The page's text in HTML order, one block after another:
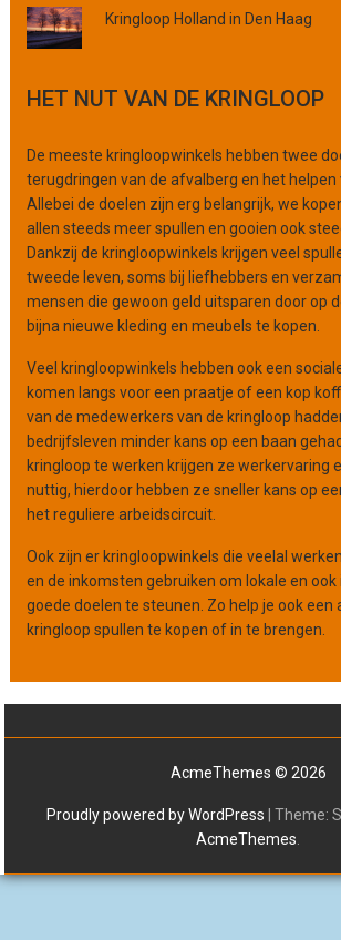
f
o
a
i
s
a
t
i
e
Kringloop Holland in Den Haag
HET NUT VAN DE KRINGLOOP
De meeste kringloopwinkels hebben twee
terugdringen van de afvalberg en het helpen
Allebei de doelen zijn erg belangrijk, we
allen steeds meer spullen en gooien ook
Dankzij de kringloopwinkels krijgen veel
tweede leven, soms bij liefhebbers en
mensen die gewoon geld uitsparen door op
bijna nieuwe kleding en meubels te kopen.
Veel kringloopwinkels hebben ook een
komen langs voor een praatje of een kop
van de medewerkers van de kringloop
bedrijfsleven minder kans op een baan
kringloop te werken krijgen ze werkervaring
nuttig, hierdoor hebben ze sneller kans op
het reguliere arbeidscircuit.
Ook zijn er kringloopwinkels die veelal
en de inkomsten gebruiken om lokale en
goede doelen te steunen. Zo help je ook een
kringloop spullen te kopen of in te brengen.
AcmeThemes © 2026
Proudly powered by WordPress | Theme:
AcmeThemes